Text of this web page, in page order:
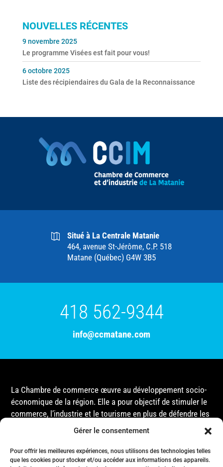
Gérer le consentement
Pour offrir les meilleures expériences, nous utilisons des technologies telles
que les cookies pour stocker et/ou accéder aux informations des appareils.
NOUVELLES RÉCENTES
Le programme Visées est fait pour vous!
9 novembre 2025
Liste des récipiendaires du Gala de la Reconnaissance
6 octobre 2025
Situé à La Centrale Matanie
464, avenue St-Jérôme, C.P. 518
Matane (Québec) G4W 3B5
418 562-9344
info@ccmatane.com
La Chambre de commerce œuvre au développement socio-
économique de la région. Elle a pour objectif de stimuler le
commerce, l’industrie et le tourisme en plus de défendre les
intérêts de ses membres et de l’ensemble de la
gouvernementales, que ce soit au niveau municipal,
provincial ou fédéral.